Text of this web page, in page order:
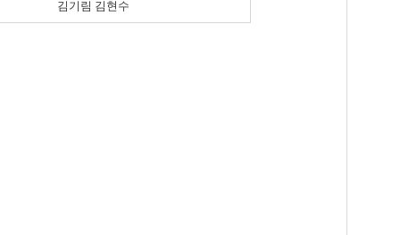
김기림 김현수